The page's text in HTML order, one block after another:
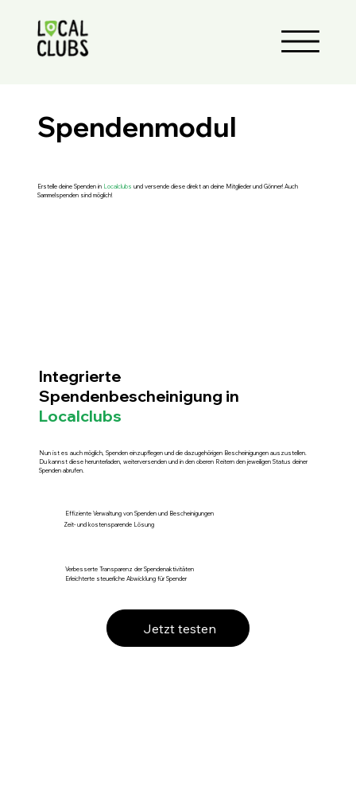
Spendenmodul
Erstelle deine Spenden in Localclubs und versende diese direkt an deine Mitglieder und Gönner! Auch
Sammelspenden sind möglich!
Integrierte
Spendenbescheinigung in
Localclubs
Nun ist es auch möglich, Spenden einzupflegen und die dazugehörigen Bescheinigungen auszustellen.
Du kannst diese herunterladen, weiterversenden und in den oberen Reitern den jeweiligen Status deiner
Spenden abrufen.
Effiziente Verwaltung von Spenden und Bescheinigungen
Zeit- und kostensparende Lösung
Verbesserte Transparenz der Spendenaktivitäten
Erleichterte steuerliche Abwicklung für Spender
Jetzt testen